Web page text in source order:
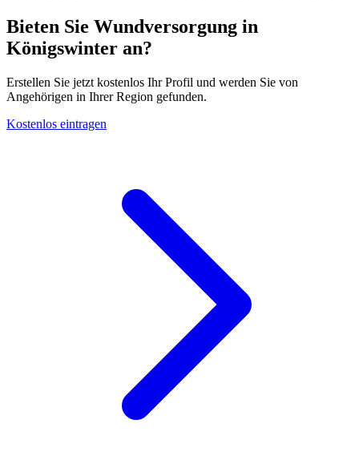
Bieten Sie Wundversorgung in
Königswinter an?
Erstellen Sie jetzt kostenlos Ihr Profil und werden Sie von
Angehörigen in Ihrer Region gefunden.
Kostenlos eintragen